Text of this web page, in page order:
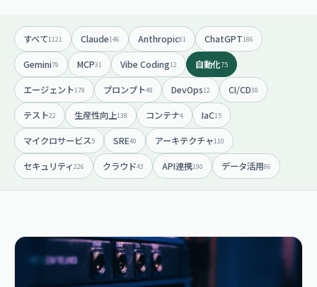
すべて1121 Claude146 Anthropic81 ChatGPT186
Gemini79 MCP31 Vibe Coding12 自動化75
エージェント179 プロンプト48 DevOps12 CI/CD38
テスト22 生産性向上138 コンテナ4 IaC15
マイクロサービス5 SRE40 アーキテクチャ110
セキュリティ226 クラウド43 API連携190 データ活用86